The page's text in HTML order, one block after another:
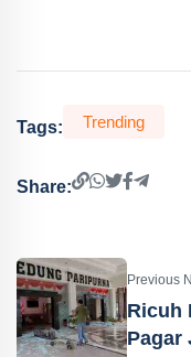
Tags: Trending
Share:
Previous
Ricuh
Pagar